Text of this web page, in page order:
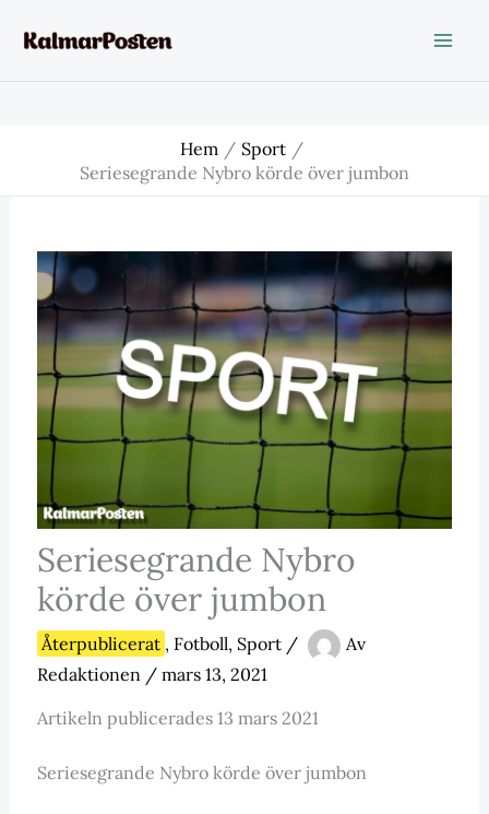
Hem
Sport
Seriesegrande Nybro körde över jumbon
Seriesegrande Nybro
körde över jumbon
Återpublicerat , Fotboll, Sport/
Av
Redaktionen / mars 13, 2021
Artikeln publicerades 13 mars 2021
Seriesegrande Nybro körde över jumbon